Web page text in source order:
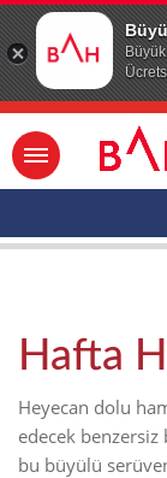
Ana icerige atla
Hafta
Heyecan dolu
edecek benzersiz
bu büyülü